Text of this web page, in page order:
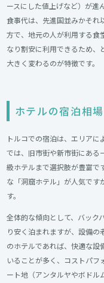
ースにした値上げなど）が進
食事代は、先進国並みかそれ
方で、地元の人が利用する食
なり割安に利用できるため、
大きく変わるのが特徴です。
ホテルの宿泊相場
トルコでの宿泊は、エリア
では、旧市街や新市街にある
級ホテルまで選択肢が豊富で
な「洞窟ホテル」が人気です
す。
全体的な傾向として、バック
り安く泊まれますが、設備
のホテルであれば、快適な設
いることが多く、コストパフ
ート地（アンタルヤやボドル